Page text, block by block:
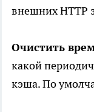
внешних HTTP
Очистить
какой
кэша. По